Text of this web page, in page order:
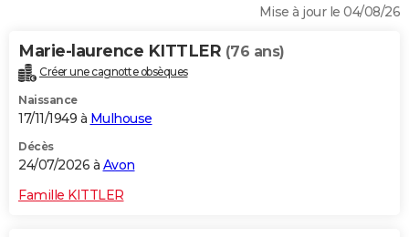
Alimentation
Guide de la santé
Maladies
Médicaments
Sommeil
VOYAGE
Destinations
City break
Voyage nature
Voyage de noces
Forum
Climat
+PHOTO
GUIDES D'ACHAT
Mise à jour le 04/08/26
Marie-laurence KITTLER (76 ans)
Créer une cagnotte obsèques
Naissance
17/11/1949 à Mulhouse
Décès
24/07/2026 à Avon
Famille KITTLER